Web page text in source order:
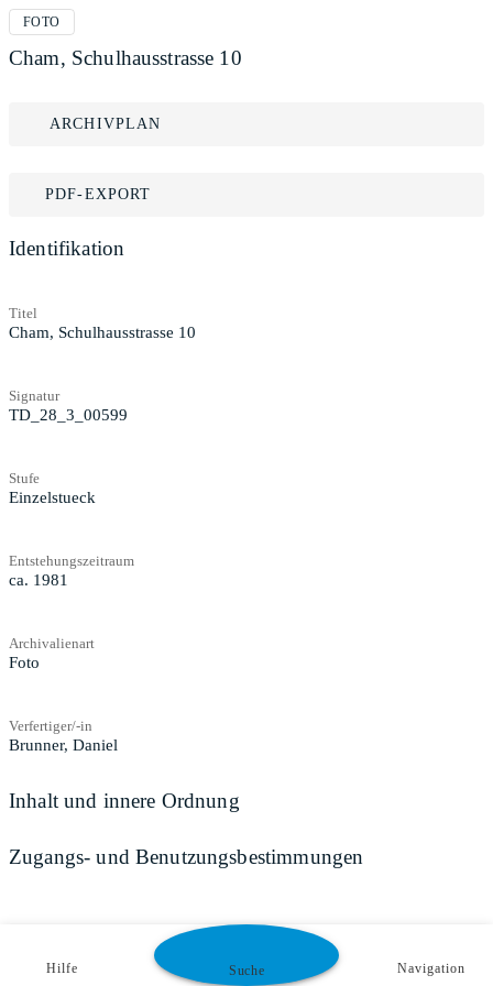
FOTO
Cham, Schulhausstrasse 10
ARCHIVPLAN
PDF-EXPORT
Identifikation
Titel
Cham, Schulhausstrasse 10
Signatur
TD_28_3_00599
Stufe
Einzelstueck
Entstehungszeitraum
ca. 1981
Archivalienart
Foto
Verfertiger/-in
Brunner, Daniel
Inhalt und innere Ordnung
Zugangs- und Benutzungsbestimmungen
Hilfe Suche Navigation